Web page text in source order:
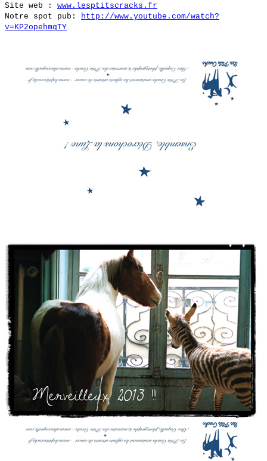
Site web : www.lesptitscracks.fr
Notre spot pub:
http://www.youtube.com/watch?
v=KP2opehmqTY